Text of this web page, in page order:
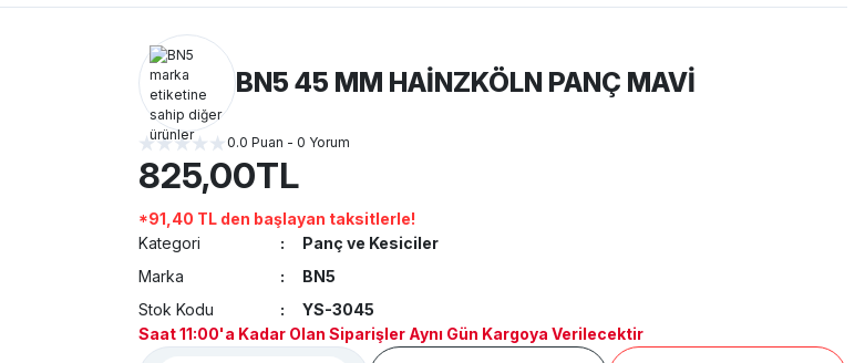
BN5 45 MM HAİNZKÖLN PANÇ MAVİ
0.0 Puan - 0 Yorum
825,00TL
*91,40 TL den başlayan taksitlerle!
Kategori
Panç ve Kesiciler
Marka
BN5
Stok Kodu
YS-3045
Saat 11:00'a Kadar Olan Siparişler Aynı Gün Kargoya Verilecektir